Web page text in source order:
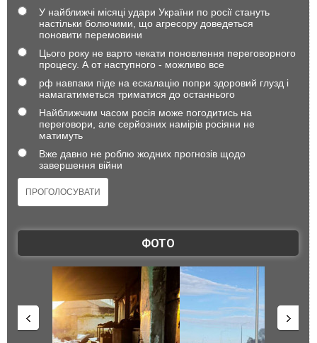
У найближчі місяці удари України по росії стануть
настільки болючими, що агресору доведеться
поновити перемовини
Цього року не варто чекати поновлення переговорного
процесу. А от наступного - можливо все
рф навпаки піде на ескалацію попри здоровий глузд і
намагатиметься триматися до останнього
Найближчим часом росія може погодитись на
переговори, але серйозних намірів росіяни не
матимуть
Вже давно не роблю жодних прогнозів щодо
завершення війни
ФОТО